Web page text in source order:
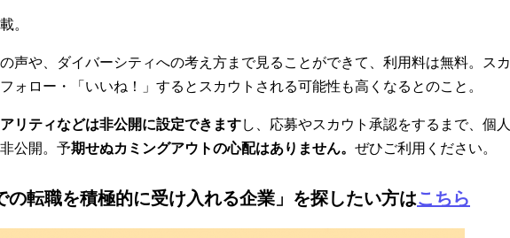
。
声や、ダイバーシティへの考え方まで見ることができて、利用料は無料。スカ
ォロー・「いいね！」するとスカウトされる可能性も高くなるとのこと。
リティなどは非公開に設定できますし、応募やスカウト承認をするまで、個人
公開。予期せぬカミングアウトの心配はありません。 ぜひご利用ください。
転職を積極的に受け入れる企業」を探したい方はこちら